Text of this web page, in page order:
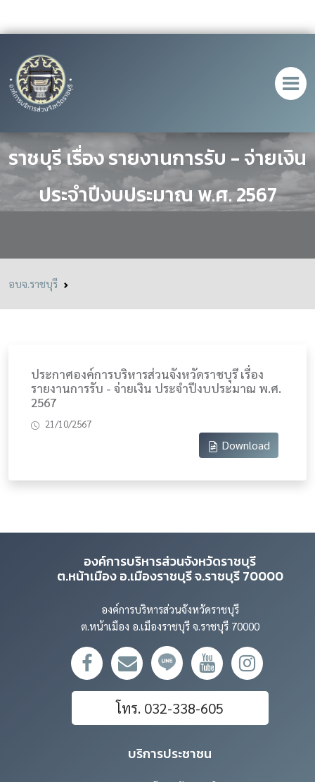
ประกาศองค์การบริหารส่วนจังหวัด
ราชบุรี เรื่อง รายงานการรับ - จ่ายเงิน
ประจำปีงบประมาณ พ.ศ. 2567
อบจ.ราชบุรี
ประกาศองค์การบริหารส่วนจังหวัดราชบุรี เรื่อง
รายงานการรับ - จ่ายเงิน ประจำปีงบประมาณ พ.ศ.
2567
21/10/2567
Download
องค์การบริหารส่วนจังหวัดราชบุรี
ต.หน้าเมือง อ.เมืองราชบุรี จ.ราชบุรี 70000
องค์การบริหารส่วนจังหวัดราชบุรี
ต.หน้าเมือง อ.เมืองราชบุรี จ.ราชบุรี 70000
โทร. 032-338-605
บริการประชาชน